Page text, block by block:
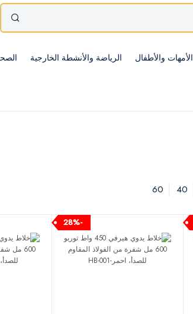
الأمهات والأطفال الرياضة والأنشطة الخارجية
40
60
-28%